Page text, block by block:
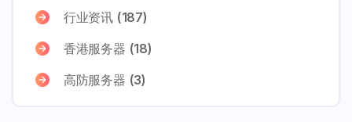
行业资讯 (187)
香港服务器 (18)
高防服务器 (3)